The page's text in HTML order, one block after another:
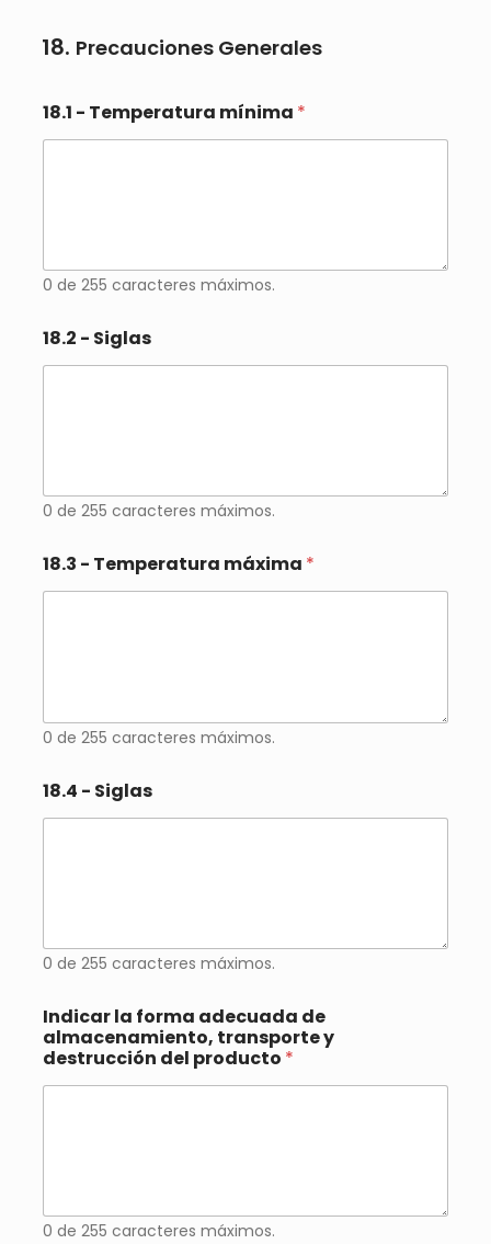
18. Precauciones Generales
18.1 - Temperatura mínima *
0 de 255 caracteres máximos.
18.2 - Siglas
0 de 255 caracteres máximos.
18.3 - Temperatura máxima *
0 de 255 caracteres máximos.
18.4 - Siglas
0 de 255 caracteres máximos.
Indicar la forma adecuada de
almacenamiento, transporte y
destrucción del producto *
0 de 255 caracteres máximos.